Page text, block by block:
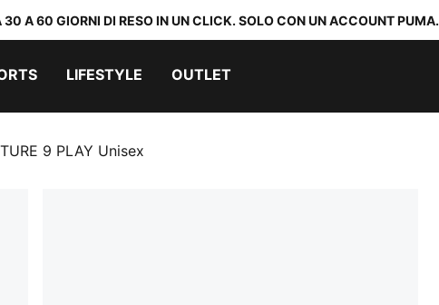
30 A 60 GIORNI DI RESO IN UN CLICK. SOLO CON UN ACCOUNT PUMA.
LIFESTYLE OUTLET
9 PLAY Unisex